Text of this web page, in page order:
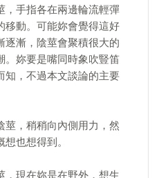
，手指各在兩邊輪流輕彈
移動。可能妳會覺得這好
逐漸，陰莖會聚積很大的
。妳要是嘴同時象吹豎笛
知，不過本文談論的主要
，稍稍向內側用力，然
也想得到。
現在妳是在野外，想生